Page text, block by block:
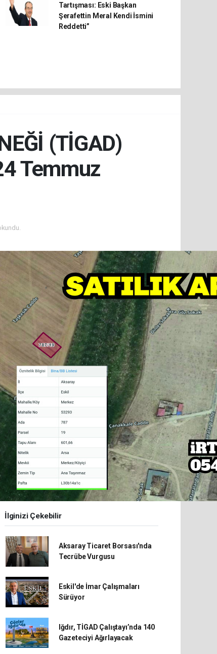
Tartışması: Eski Başkan
Şerafettin Meral Kendi İsmini
Reddetti”
(TİGAD)
Temmuz
İlginizi Çekebilir
Aksaray Ticaret Borsası'nda
Tecrübe Vurgusu
Eskil'de İmar Çalışmaları
Sürüyor
Iğdır, TİGAD Çalıştayı’nda 140
Gazeteciyi Ağırlayacak